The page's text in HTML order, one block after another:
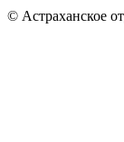
© Астраханское